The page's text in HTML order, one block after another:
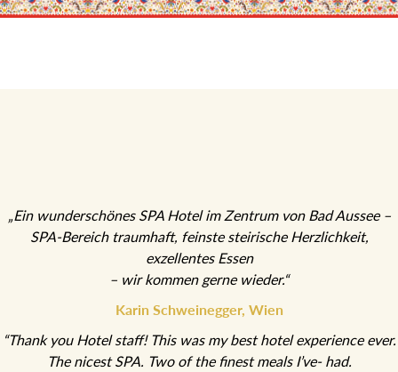
„Ein wunderschönes SPA Hotel im Zentrum von Bad Aussee –
SPA-Bereich traumhaft, feinste steirische Herzlichkeit,
exzellentes Essen
– wir kommen gerne wieder.“
Karin Schweinegger, Wien
“Thank you Hotel staff! This was my best hotel experience ever.
The nicest SPA. Two of the finest meals I’ve- had.